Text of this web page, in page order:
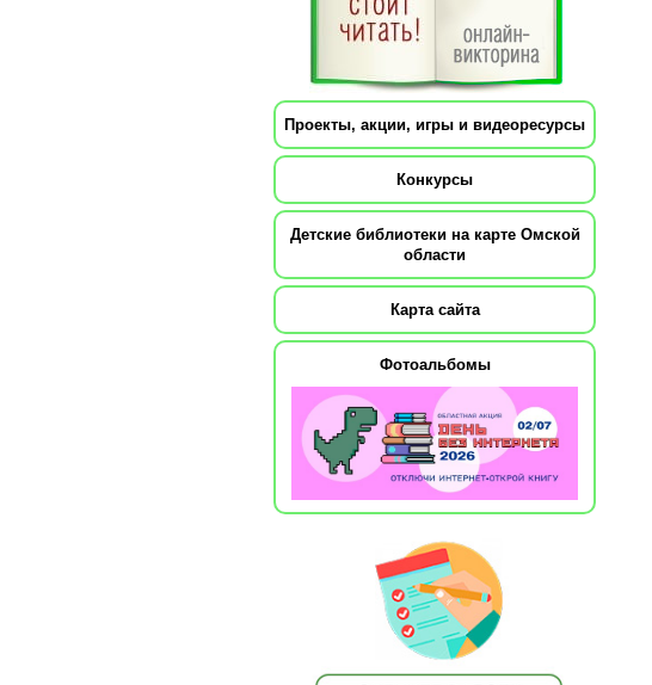
Проекты, акции, игры и видеоресурсы
Конкурсы
Детские библиотеки на карте Омской
области
Карта сайта
Фотоальбомы